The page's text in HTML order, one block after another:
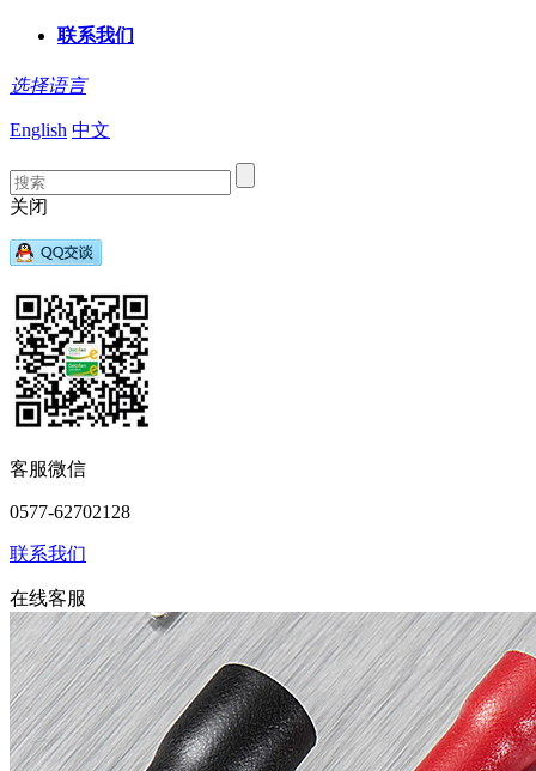
联系我们
选择语言
English 中文
关闭
客服微信
0577-62702128
联系我们
在线客服